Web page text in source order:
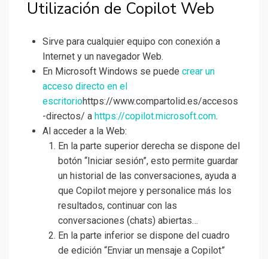
Utilización de Copilot Web
Sirve para cualquier equipo con conexión a
Internet y un navegador Web.
En Microsoft Windows se puede crear un
acceso directo en el
escritoriohttps://www.compartolid.es/accesos
-directos/ a https://copilot.microsoft.com.
Al acceder a la Web:
En la parte superior derecha se dispone del
botón “Iniciar sesión”, esto permite guardar
un historial de las conversaciones, ayuda a
que Copilot mejore y personalice más los
resultados, continuar con las
conversaciones (chats) abiertas…
En la parte inferior se dispone del cuadro
de edición “Enviar un mensaje a Copilot”